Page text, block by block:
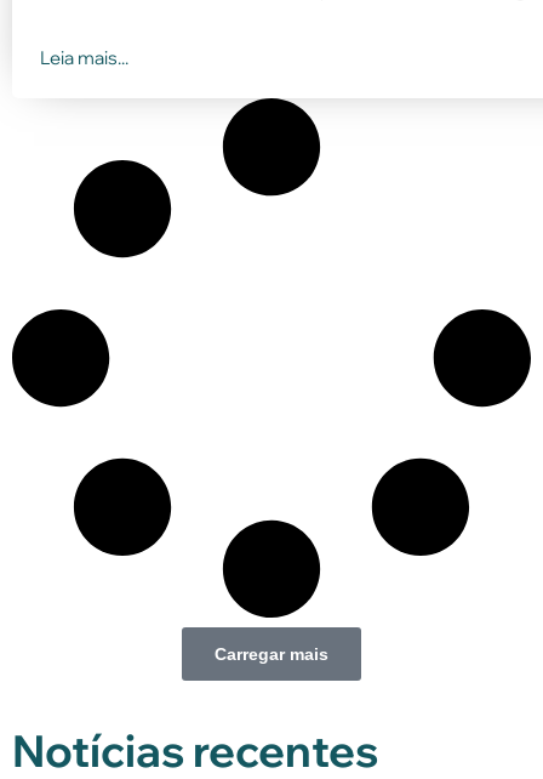
Leia mais...
Carregar mais
Notícias recentes